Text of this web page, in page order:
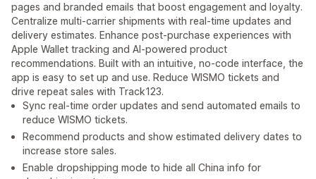
pages and branded emails that boost engagement and loyalty.
Centralize multi-carrier shipments with real-time updates and
delivery estimates. Enhance post-purchase experiences with
Apple Wallet tracking and AI-powered product
recommendations. Built with an intuitive, no-code interface, the
app is easy to set up and use. Reduce WISMO tickets and
drive repeat sales with Track123.
Sync real-time order updates and send automated emails to
reduce WISMO tickets.
Recommend products and show estimated delivery dates to
increase store sales.
Enable dropshipping mode to hide all China info for